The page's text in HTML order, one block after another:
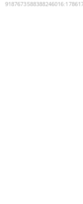
9187673588388246016: